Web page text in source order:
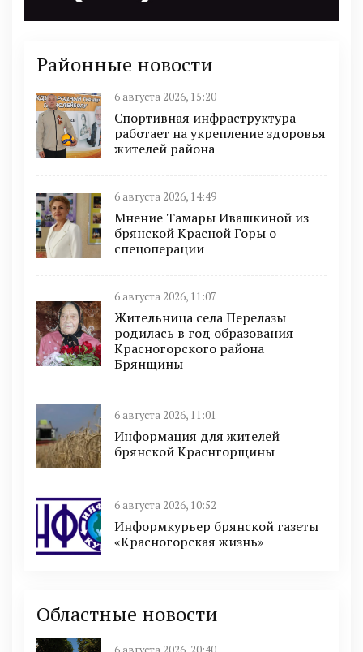
Районные новости
6 августа 2026, 15:20
Спортивная инфраструктура
работает на укрепление здоровья
жителей района
6 августа 2026, 14:49
Мнение Тамары Ивашкиной из
брянской Красной Горы о
спецоперации
6 августа 2026, 11:07
Жительница села Перелазы
родилась в год образования
Красногорского района
Брянщины
6 августа 2026, 11:01
Информация для жителей
брянской Краснгорщины
6 августа 2026, 10:52
Информкурьер брянской газеты
«Красногорская жизнь»
Областные новости